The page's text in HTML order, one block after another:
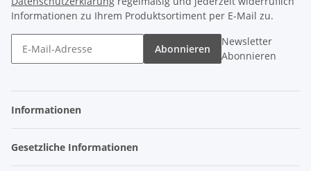
Informationen zu Ihrem Produktsortiment per E-Mail zu.
Abonnieren
Newsletter
Abonnieren
Informationen
Gesetzliche Informationen